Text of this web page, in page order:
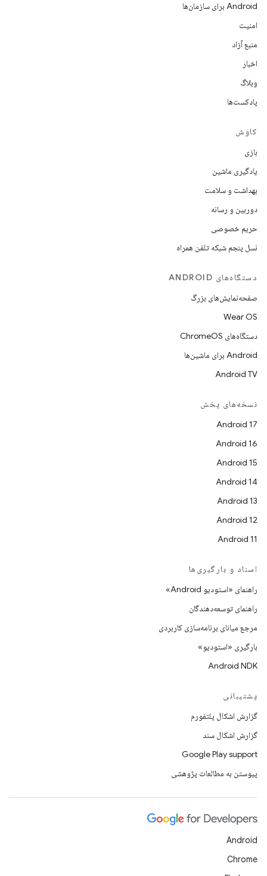
Android برای سازمان‌ها
امنیت
منبع آزاد
اخبار
وبلاگ
پادکست‌ها
کاوش
بازی
یادگیری ماشین
بهداشت و سلامت
دوربین و رسانه
حریم خصوصی
نسل پنجم شبکه تلفن همراه
دستگاه‌های ANDROID
صفحه‌نمایش‌های بزرگ
Wear OS
دستگاه‌های ChromeOS
Android برای ماشین‌ها
Android TV
نسخه‌های پخش
Android 17
Android 16
Android 15
Android 14
Android 13
Android 12
Android 11
اسناد و بارگیری‌ها
راهنمای «استودیو Android»
راهنمای توسعه‌دهندگان
مرجع میانای برنامه‌سازی کاربردی
بارگیری «استودیو»
Android NDK
پشتیبانی
گزارش اشکال پلتفورم
گزارش اشکال سند
Google Play support
پیوستن به مطالعات پژوهشی
Android
Chrome